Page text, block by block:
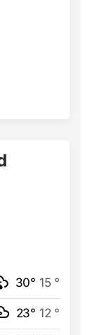
30° 15 °
23° 12 °